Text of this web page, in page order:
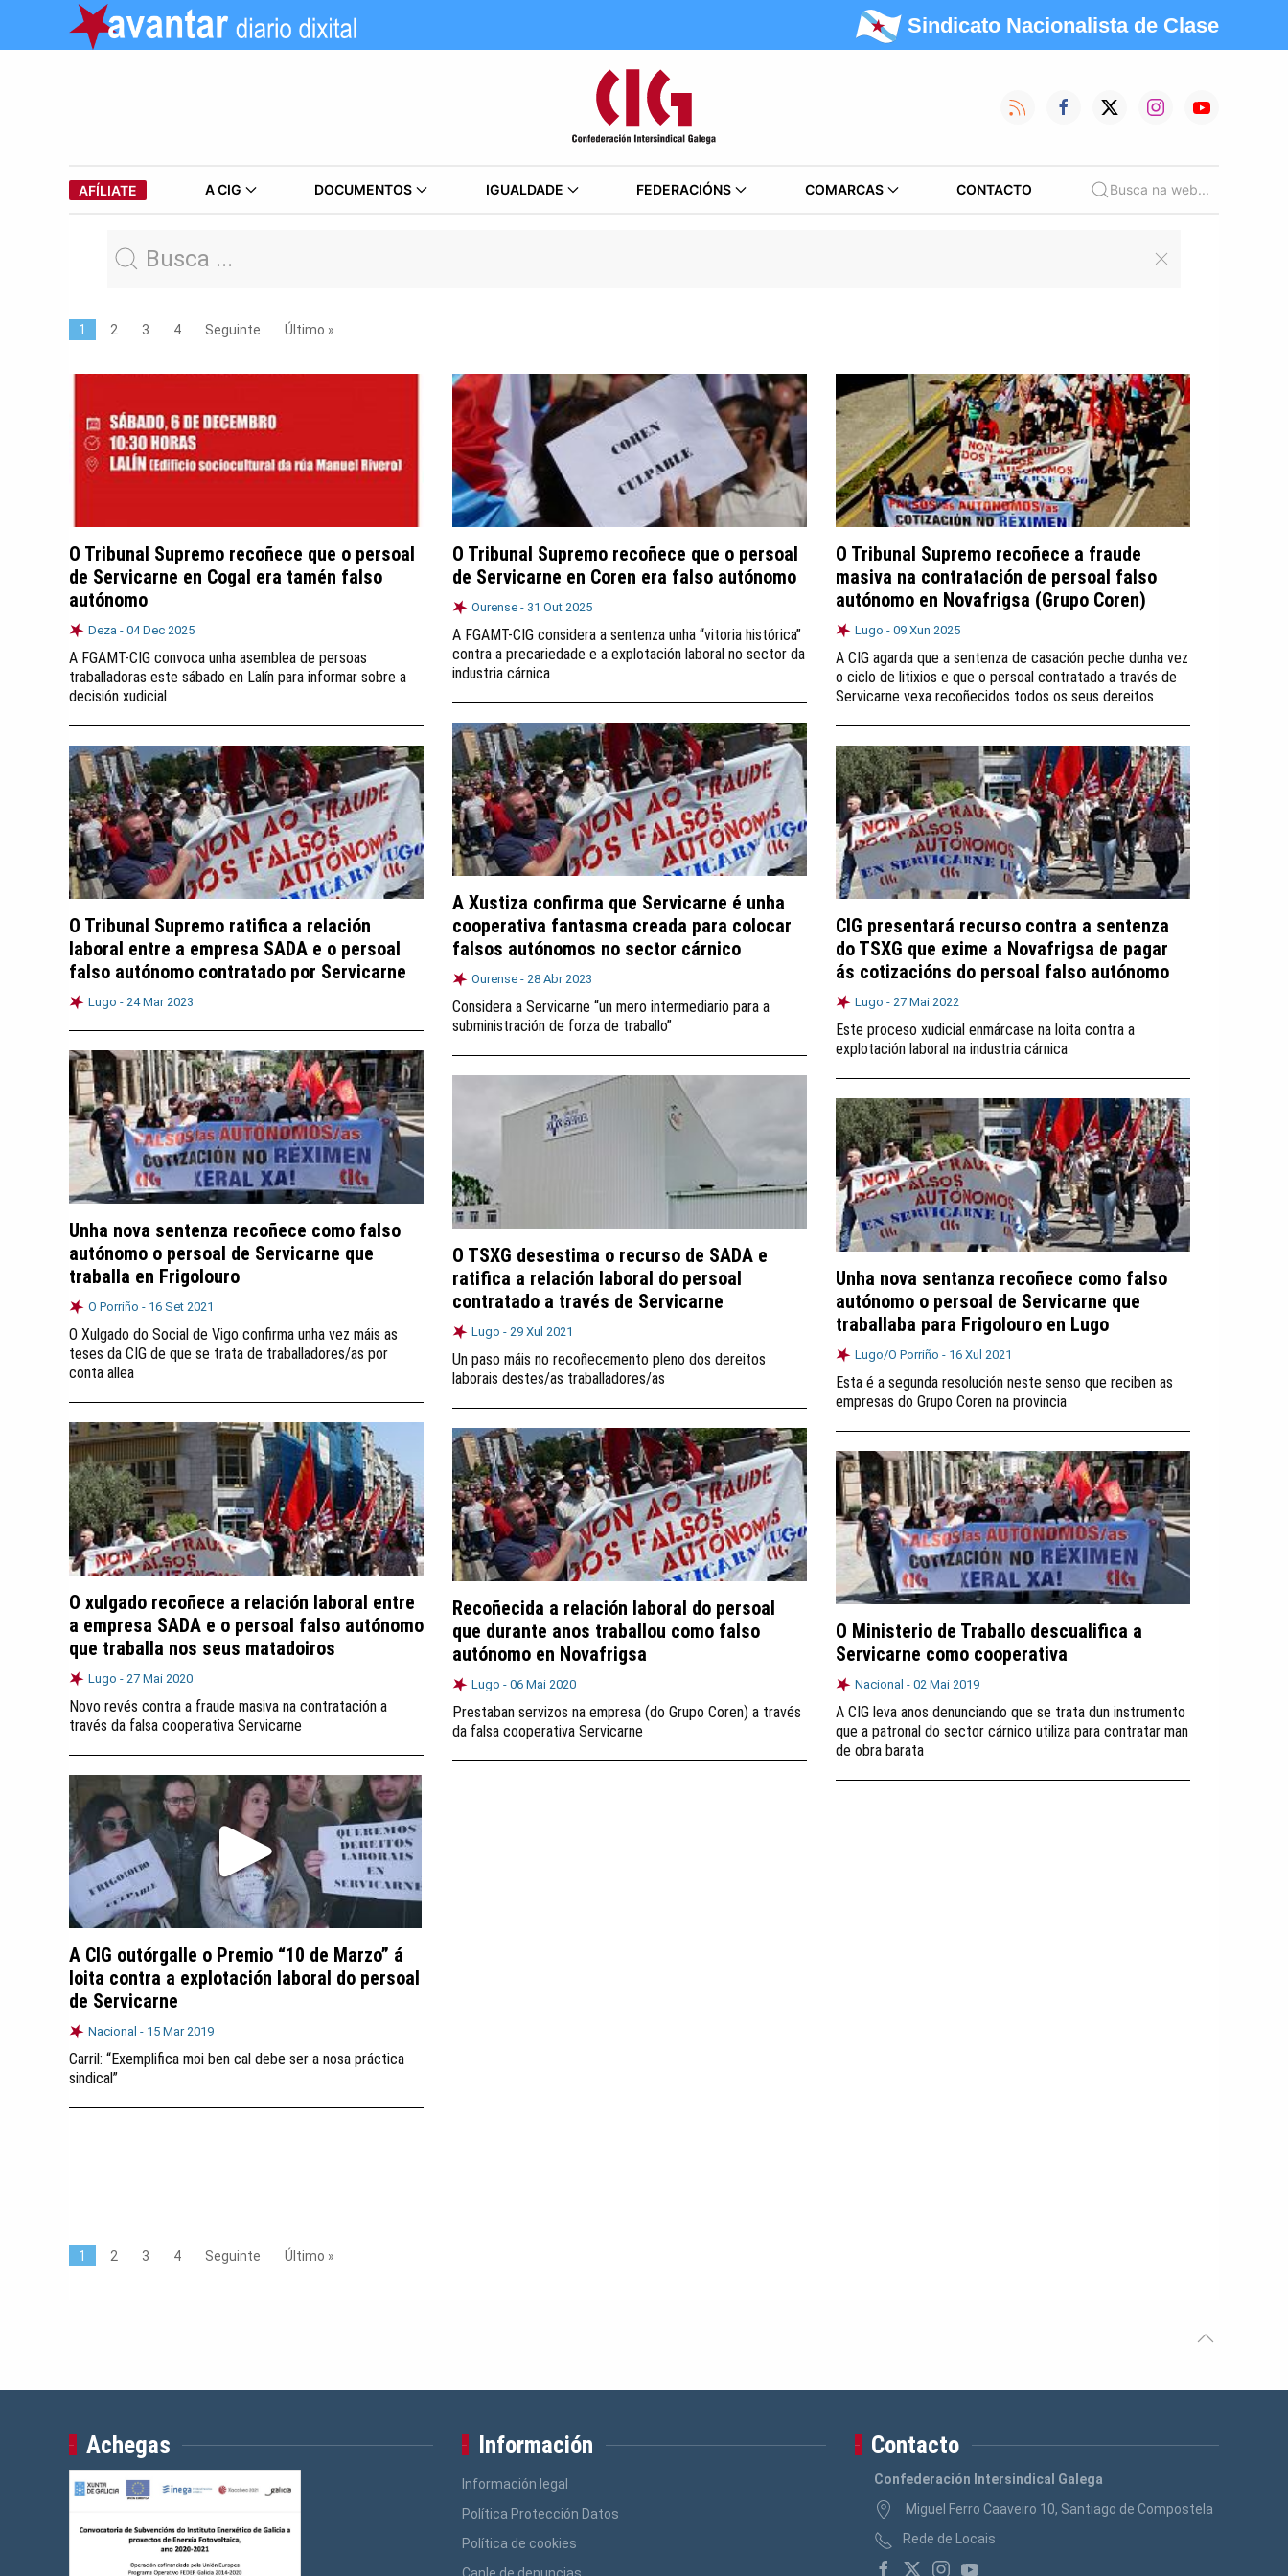
Sindicato Nacionalista de Clase
AFÍLIATE A CIG DOCUMENTOS IGUALDADE FEDERACIÓNS COMARCAS CONTACTO Busca na web...
1 2 3 4 Seguinte Último »
O Tribunal Supremo recoñece que o persoal
de Servicarne en Cogal era tamén falso
autónomo
Deza - 04 Dec 2025
A FGAMT-CIG convoca unha asemblea de persoas
traballadoras este sábado en Lalín para informar sobre a
decisión xudicial
O Tribunal Supremo recoñece que o persoal
de Servicarne en Coren era falso autónomo
Ourense - 31 Out 2025
A FGAMT-CIG considera a sentenza unha “vitoria histórica”
contra a precariedade e a explotación laboral no sector da
industria cárnica
O Tribunal Supremo recoñece a fraude
masiva na contratación de persoal falso
autónomo en Novafrigsa (Grupo Coren)
Lugo - 09 Xun 2025
A CIG agarda que a sentenza de casación peche dunha vez
o ciclo de litixios e que o persoal contratado a través de
Servicarne vexa recoñecidos todos os seus dereitos
A Xustiza confirma que Servicarne é unha
cooperativa fantasma creada para colocar
falsos autónomos no sector cárnico
Ourense - 28 Abr 2023
Considera a Servicarne “un mero intermediario para a
subministración de forza de traballo”
O Tribunal Supremo ratifica a relación
laboral entre a empresa SADA e o persoal
falso autónomo contratado por Servicarne
Lugo - 24 Mar 2023
CIG presentará recurso contra a sentenza
do TSXG que exime a Novafrigsa de pagar
ás cotizacións do persoal falso autónomo
Lugo - 27 Mai 2022
Este proceso xudicial enmárcase na loita contra a
explotación laboral na industria cárnica
Unha nova sentenza recoñece como falso
autónomo o persoal de Servicarne que
traballa en Frigolouro
O Porriño - 16 Set 2021
O Xulgado do Social de Vigo confirma unha vez máis as
teses da CIG de que se trata de traballadores/as por
conta allea
O TSXG desestima o recurso de SADA e
ratifica a relación laboral do persoal
contratado a través de Servicarne
Lugo - 29 Xul 2021
Un paso máis no recoñecemento pleno dos dereitos
laborais destes/as traballadores/as
Unha nova sentanza recoñece como falso
autónomo o persoal de Servicarne que
traballaba para Frigolouro en Lugo
Lugo/O Porriño - 16 Xul 2021
Esta é a segunda resolución neste senso que reciben as
empresas do Grupo Coren na provincia
O xulgado recoñece a relación laboral entre
a empresa SADA e o persoal falso autónomo
que traballa nos seus matadoiros
Lugo - 27 Mai 2020
Novo revés contra a fraude masiva na contratación a
través da falsa cooperativa Servicarne
Recoñecida a relación laboral do persoal
que durante anos traballou como falso
autónomo en Novafrigsa
Lugo - 06 Mai 2020
Prestaban servizos na empresa (do Grupo Coren) a través
da falsa cooperativa Servicarne
O Ministerio de Traballo descualifica a
Servicarne como cooperativa
Nacional - 02 Mai 2019
A CIG leva anos denunciando que se trata dun instrumento
que a patronal do sector cárnico utiliza para contratar man
de obra barata
A CIG outórgalle o Premio “10 de Marzo” á
loita contra a explotación laboral do persoal
de Servicarne
Nacional - 15 Mar 2019
Carril: “Exemplifica moi ben cal debe ser a nosa práctica
sindical”
1 2 3 4 Seguinte Último »
Achegas Información
Información legal
Política Protección Datos
Política de cookies
Contacto
Confederación Intersindical Galega
Miguel Ferro Caaveiro 10, Santiago de Compostela
Rede de Locais